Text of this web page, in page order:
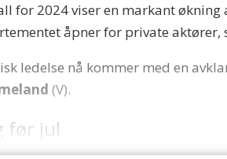
for 2024 viser en markant økning
åpner for private aktører,
ledelse nå kommer med en
(V).
før jul